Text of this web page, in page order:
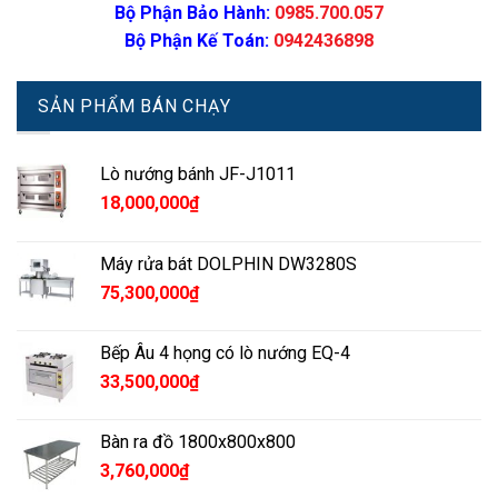
Bộ Phận Bảo Hành: 0985.700.057
Bộ Phận Kế Toán: 0942436898
SẢN PHẨM BÁN CHẠY
Lò nướng bánh JF-J1011
18,000,000₫
Máy rửa bát DOLPHIN DW3280S
75,300,000₫
Bếp Âu 4 họng có lò nướng EQ-4
33,500,000₫
Bàn ra đồ 1800x800x800
3,760,000₫